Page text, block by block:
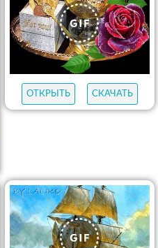
ОТКРЫТЬ СКАЧАТЬ